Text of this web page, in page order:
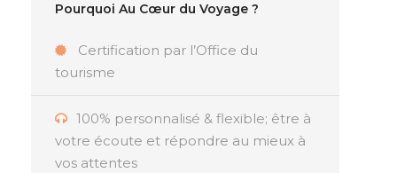
Pourquoi Au Cœur du Voyage ?
Certification par l’Office du
tourisme
100% personnalisé & flexible; être à
votre écoute et répondre au mieux à
vos attentes